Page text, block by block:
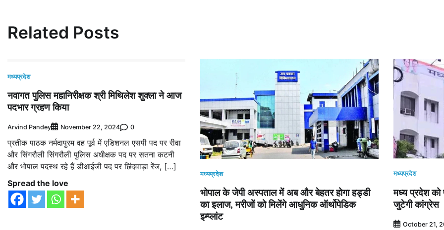
Related Posts
मध्यप्रदेश
नवागत पुलिस महानिरीक्षक श्री मिथिलेश शुक्ला ने आज
पदभार ग्रहण किया
Arvind Pandey November 22, 2024 0
प्रतीक पाठक नर्मदापुरम वह पूर्व में एडिशनल एसपी पद पर रीवा
और सिंगरौली सिंगरौली पुलिस अधीक्षक पद पर सतना कटनी
और भोपाल पदस्थ रहे हैं डीआईजी पद पर छिंदवाड़ा रेंज, […]
Spread the love
मध्यप्रदेश
भोपाल के जेपी अस्पताल में अब और बेहतर होगा हड्डी
का इलाज, मरीजों को मिलेंगे आधुनिक ऑर्थोपेडिक
इम्प्लांट
मध्यप्रदेश
मध्य प्रदेश को
जुटेगी कांग्रेस
October 21,